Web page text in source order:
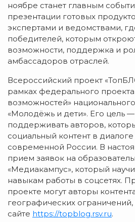
ноябре станет главным
презентации готовых
экспертами и ведомствами,
победителей, которым
возможности, поддержка и
амбассадоров отраслей.
Всероссийский проект
рамках федерального проекта
возможностей»
«Молодёжь и дети». Его цель —
поддерживать авторов,
социальный контент в
современной России. В
прием заявок на
«Медиакампус», который
навыкам работы в соцсетях.
проекте могут авторы
географических ограничений,
сайте https://topblog.rsv.ru.